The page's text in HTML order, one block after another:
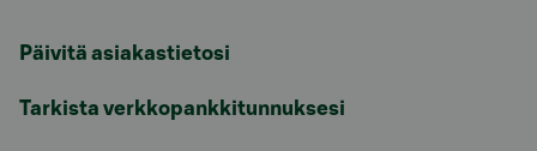
Päivitä asiakastietosi
Tarkista verkkopankkitunnuksesi